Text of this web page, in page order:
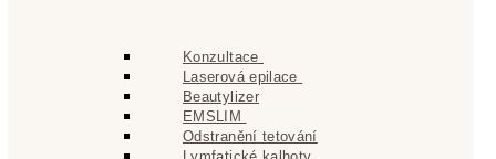
Konzultace
Laserová epilace
Beautylizer
EMSLIM
Odstranění tetování